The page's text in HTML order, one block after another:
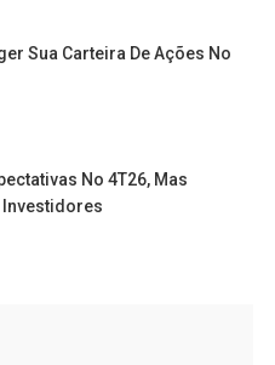
Sua Carteira De Ações No
No 4T26, Mas